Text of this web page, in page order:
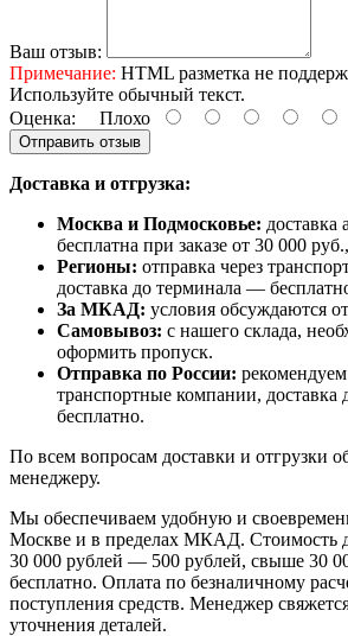
Ваш отзыв:
Примечание: HTML разметка не
Используйте обычный текст.
Оценка: Плохо
Отправить отзыв
Доставка и отгрузка:
Москва и Подмосковье: доставка
бесплатна при заказе от 30 000
Регионы: отправка через
доставка до терминала —
За МКАД: условия обсуждаются
Самовывоз: с нашего склада,
оформить пропуск.
Отправка по России:
транспортные компании,
бесплатно.
По всем вопросам доставки и отгрузки
менеджеру.
Мы обеспечиваем удобную и
Москве и в пределах МКАД. Стоимость
30 000 рублей — 500 рублей, свыше 30
бесплатно. Оплата по безналичному
поступления средств. Менеджер
уточнения деталей.